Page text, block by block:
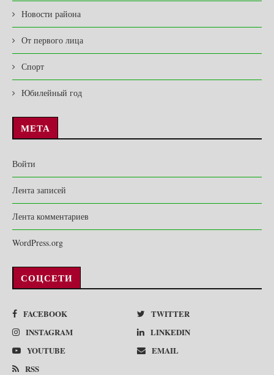
Новости района
От первого лица
Спорт
Юбилейный год
МЕТА
Войти
Лента записей
Лента комментариев
WordPress.org
СОЦСЕТИ
FACEBOOK
TWITTER
INSTAGRAM
LINKEDIN
YOUTUBE
EMAIL
RSS